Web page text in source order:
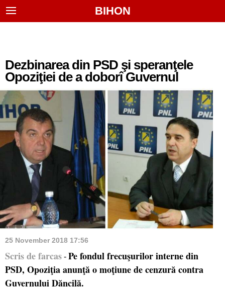
BIHON
Dezbinarea din PSD şi speranţele
Opoziţiei de a doborî Guvernul
25 November 2018 17:56
Scris de farcas - Pe fondul frecuşurilor interne din
PSD, Opoziţia anunţă o moţiune de cenzură contra
Guvernului Dăncilă.